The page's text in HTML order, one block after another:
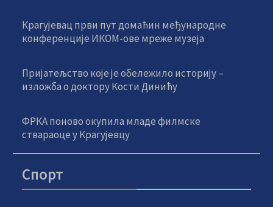
Крагујевац први пут домаћин међународне
конференције ИКОМ-ове мреже музеја
Пријатељство које је обележило историју –
изложба о доктору Кости Динићу
ФРКА поново окупила младе филмске
ствараоце у Крагујевцу
Спорт